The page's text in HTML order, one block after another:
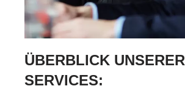
ÜBERBLICK UNSERER
SERVICES: